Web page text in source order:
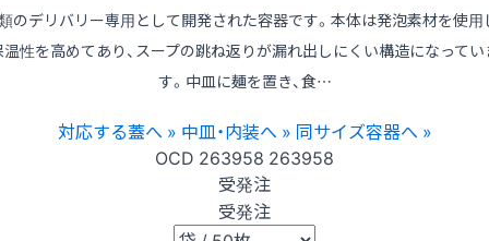
のデリバリー専用として開発された容器です。本体は発泡素材を使用
温性を高めてあり、スープの跳ね返りが漏れ出しにくい構造になってい
す。中皿に麺を置き、食…
対応する蓋へ » 中皿・内装へ » 同サイズ容器へ »
OCD 263958 263958
受発注
受発注